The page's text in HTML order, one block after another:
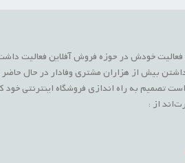
فعالیت خودش در حوزه فروش آفلاین فعالیت
بیش از هزاران مشتری وفادار در حال
تصمیم به راه اندازی فروشگاه اینترنتی خود
از :